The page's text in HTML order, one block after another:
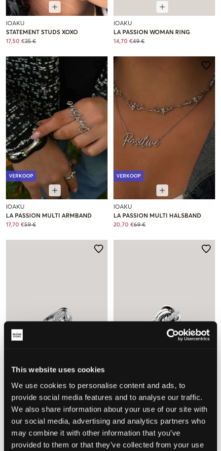
This website uses cookies
We use cookies to personalise content and ads, to
provide social media features and to analyse our traffic.
We also share information about your use of our site with
our social media, advertising and analytics partners who
may combine it with other information that you’ve
provided to them or that they’ve collected from your use
IOAKU
STATEMENT STUDS XOXO
17,50 €35 €
IOAKU
LA PASSION WOMAN RING
14,70 €49 €
VERKOOP
IOAKU
LA PASSION MULTI ARMBAND
17,70 €59 €
VERKOOP
IOAKU
LA PASSION MULTI HALSBAND
20,70 €69 €
LIBERTÉ MULTI RING 7 GOLD
17,70 € 59 €
ENTWINE RING 7 GOLD
17,70 €59 €